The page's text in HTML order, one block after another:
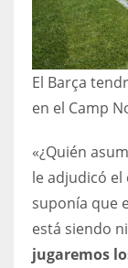
El Barça
en el Camp
«¿Quién
le adjudicó
suponía que
está siendo
jugaremos